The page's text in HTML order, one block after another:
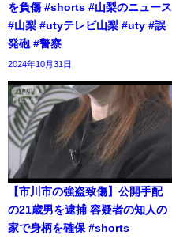
を負傷 #shorts #山梨のニュース
#山梨 #utyテレビ山梨 #uty #誤
発砲 #警察
2024年10月31日
【市川市の強盗致傷】公開手配
の21歳男を逮捕 容疑者の知人の
家で身柄を確保 #shorts